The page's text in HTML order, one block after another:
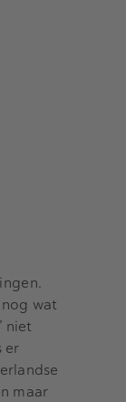
wat
niet
er
maar